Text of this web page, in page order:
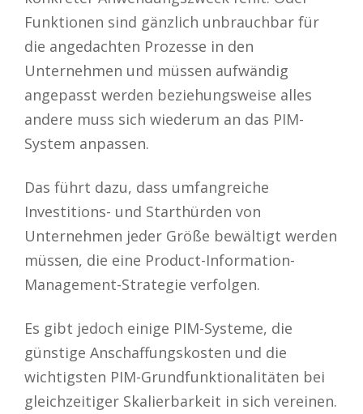
Funktionen sind gänzlich unbrauchbar für
die angedachten Prozesse in den
Unternehmen und müssen aufwändig
angepasst werden beziehungsweise alles
andere muss sich wiederum an das PIM-
System anpassen.
Das führt dazu, dass umfangreiche
Investitions- und Starthürden von
Unternehmen jeder Größe bewältigt werden
müssen, die eine Product-Information-
Management-Strategie verfolgen.
Es gibt jedoch einige PIM-Systeme, die
günstige Anschaffungskosten und die
wichtigsten PIM-Grundfunktionalitäten bei
gleichzeitiger Skalierbarkeit in sich vereinen.